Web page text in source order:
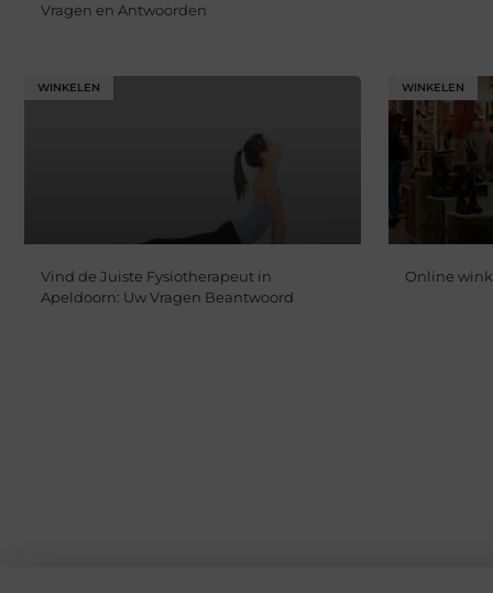
Vragen en Antwoorden
WINKELEN
Vind de Juiste Fysiotherapeut in
Apeldoorn: Uw Vragen Beantwoord
WINKELEN
Online